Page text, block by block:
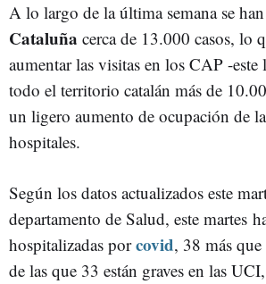
A lo largo de la última semana se
Cataluña cerca de 13.000 casos, lo
aumentar las visitas en los CAP -este
todo el territorio catalán más de
un ligero aumento de ocupación de
hospitales.
Según los datos actualizados este
departamento de Salud, este martes
hospitalizadas porcovid, 38 más
de las que 33 están graves en las